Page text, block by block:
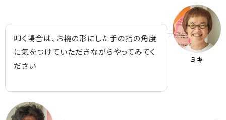
叩く場合は、お椀の形にした手の指の角度
に氣をつけていただきながらやってみてく
ださい
ミキ